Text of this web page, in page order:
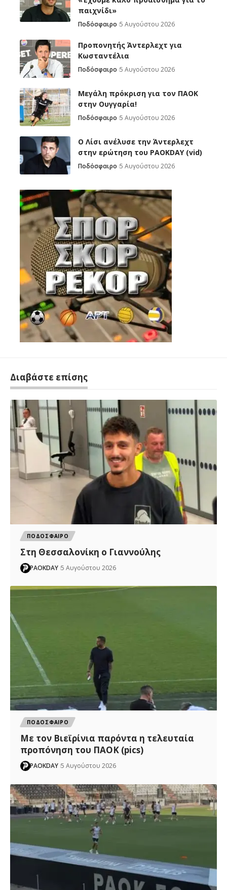
παιχνίδι»
Ποδόσφαιρο 5 Αυγούστου 2026
Προπονητής Άντερλεχτ για
Κωσταντέλια
Ποδόσφαιρο 5 Αυγούστου 2026
Μεγάλη πρόκριση για τον ΠΑΟΚ
στην Ουγγαρία!
Ποδόσφαιρο 5 Αυγούστου 2026
Ο Λίσι ανέλυσε την Άντερλεχτ
στην ερώτηση του PAOKDAY (vid)
Ποδόσφαιρο 5 Αυγούστου 2026
Διαβάστε επίσης
ΠΟΔΟΣΦΑΙΡΟ
Στη Θεσσαλονίκη ο Γιαννούλης
PAOKDAY 5 Αυγούστου 2026
ΠΟΔΟΣΦΑΙΡΟ
Με τον Βιεϊρίνια παρόντα η τελευταία
προπόνηση του ΠΑΟΚ (pics)
PAOKDAY 5 Αυγούστου 2026